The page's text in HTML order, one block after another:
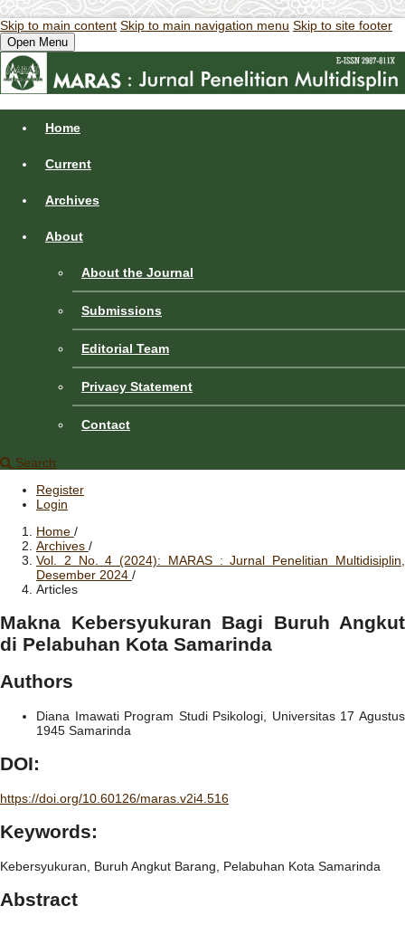
Skip to main content Skip to main navigation menu Skip to site footer
Open Menu
Home
Current
Archives
About
About the Journal
Submissions
Editorial Team
Privacy Statement
Contact
Search
Register
Login
Home /
Archives /
Vol. 2 No. 4 (2024): MARAS : Jurnal Penelitian Multidisiplin,
Desember 2024 /
Articles
Makna Kebersyukuran Bagi Buruh Angkut
di Pelabuhan Kota Samarinda
Authors
Diana Imawati Program Studi Psikologi, Universitas 17 Agustus
1945 Samarinda
DOI:
https://doi.org/10.60126/maras.v2i4.516
Keywords:
Kebersyukuran, Buruh Angkut Barang, Pelabuhan Kota Samarinda
Abstract